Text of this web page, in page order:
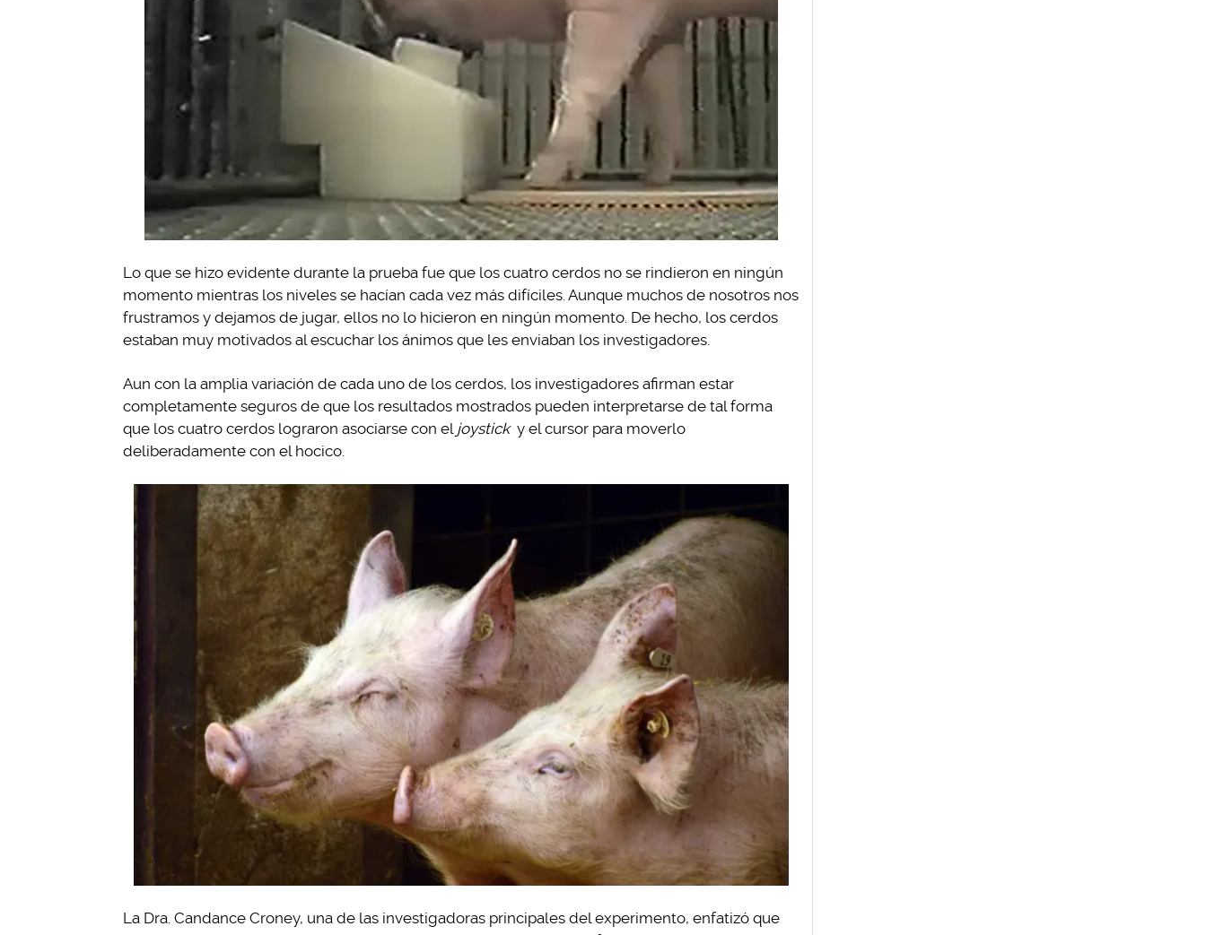
Lo que se hizo evidente durante la prueba fue que los cuatro cerdos no se rindieron en ningún
momento mientras los niveles se hacían cada vez más difíciles. Aunque muchos de nosotros nos
frustramos y dejamos de jugar, ellos no lo hicieron en ningún momento. De hecho, los cerdos
estaban muy motivados al escuchar los ánimos que les enviaban los investigadores.
Aun con la amplia variación de cada uno de los cerdos, los investigadores afirman estar
completamente seguros de que los resultados mostrados pueden interpretarse de tal forma
que los cuatro cerdos lograron asociarse con el joystick y el cursor para moverlo
deliberadamente con el hocico.
La Dra. Candance Croney, una de las investigadoras principales del experimento, enfatizó que